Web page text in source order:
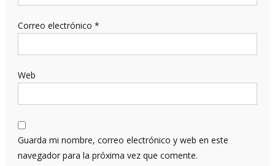
Correo electrónico *
Web
Guarda mi nombre, correo electrónico y web en este
navegador para la próxima vez que comente.